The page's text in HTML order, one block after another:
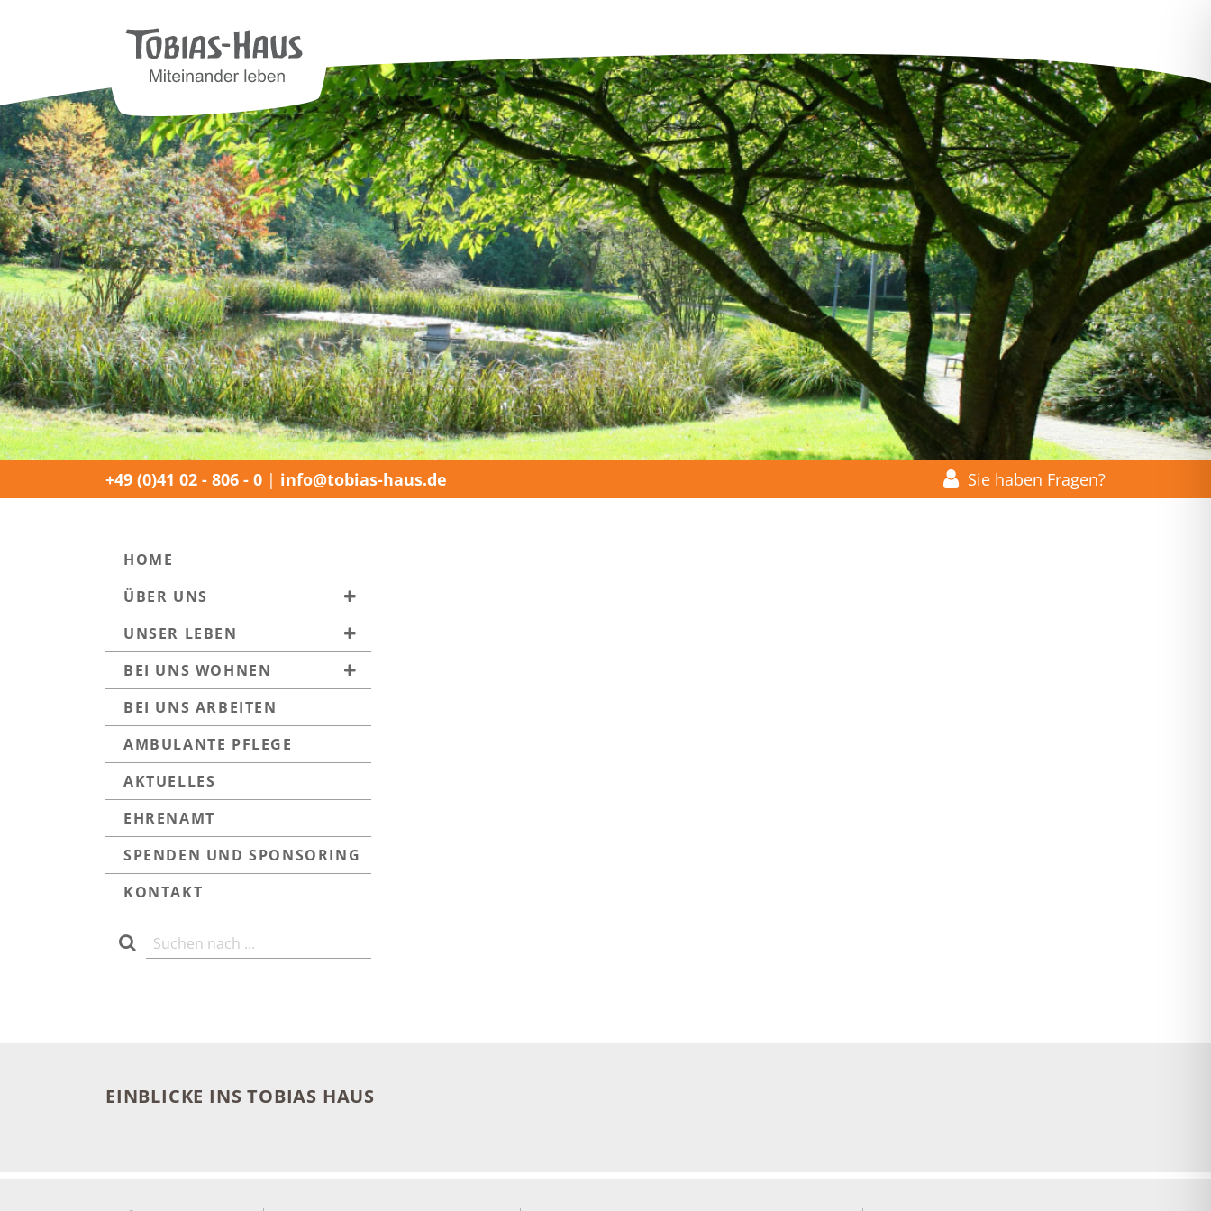
+49 (0)41 02 - 806 - 0 | info@tobias-haus.de Sie haben Fragen?
NAVIGATION (DESKTOP)
HOME
ÜBER UNS
UNSER LEBEN
BEI UNS WOHNEN
BEI UNS ARBEITEN
AMBULANTE PFLEGE
AKTUELLES
EHRENAMT
SPENDEN UND SPONSORING
KONTAKT
EINBLICKE INS TOBIAS HAUS